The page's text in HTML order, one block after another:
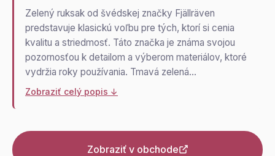
Zelený ruksak od švédskej značky Fjällräven
predstavuje klasickú voľbu pre tých, ktorí si cenia
kvalitu a striedmosť. Táto značka je známa svojou
pozornosťou k detailom a výberom materiálov, ktoré
vydržia roky používania. Tmavá zelená…
Zobraziť celý popis ↓
Zobraziť v obchode